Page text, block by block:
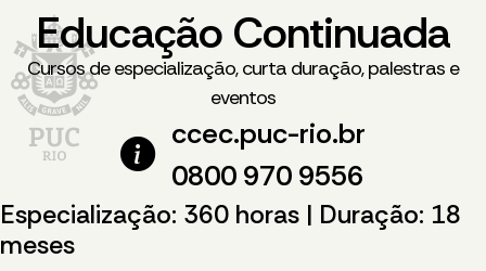
Educação Continuada
Cursos de especialização, curta duração, palestras e
eventos
ccec.puc-rio.br
0800 970 9556
Especialização: 360 horas | Duração: 18
meses